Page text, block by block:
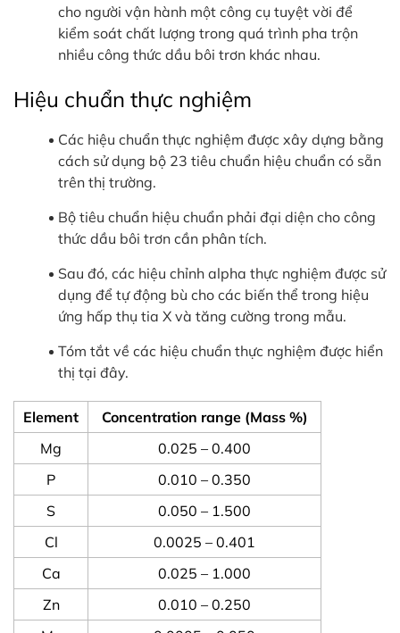
cho người vận hành một công cụ tuyệt vời để
kiểm soát chất lượng trong quá trình pha trộn
nhiều công thức dầu bôi trơn khác nhau.
Hiệu chuẩn thực nghiệm
Các hiệu chuẩn thực nghiệm được xây dựng bằng
cách sử dụng bộ 23 tiêu chuẩn hiệu chuẩn có sẵn
trên thị trường.
Bộ tiêu chuẩn hiệu chuẩn phải đại diện cho công
thức dầu bôi trơn cần phân tích.
Sau đó, các hiệu chỉnh alpha thực nghiệm được sử
dụng để tự động bù cho các biến thể trong hiệu
ứng hấp thụ tia X và tăng cường trong mẫu.
Tóm tắt về các hiệu chuẩn thực nghiệm được hiển
thị tại đây.
Element
Concentration range (Mass %)
Mg
0.025 – 0.400
P
0.010 – 0.350
S
0.050 – 1.500
Cl
0.0025 – 0.401
Ca
0.025 – 1.000
Zn
0.010 – 0.250